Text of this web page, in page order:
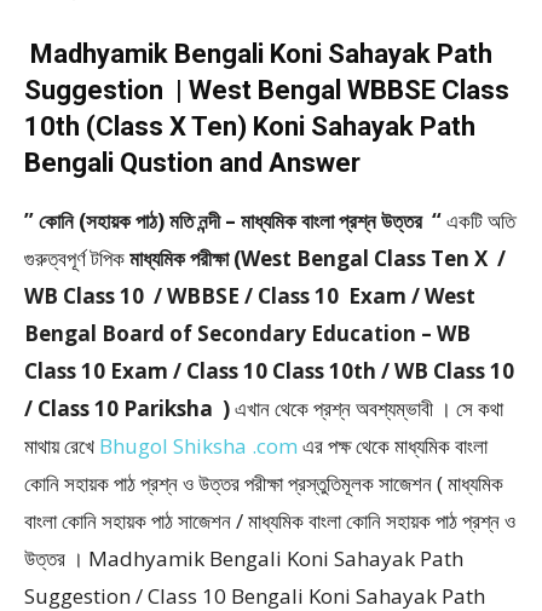
Madhyamik Bengali Koni Sahayak Path
Suggestion | West Bengal WBBSE Class
10th (Class X Ten) Koni Sahayak Path
Bengali Qustion and Answer
” কোনি (সহায়ক পাঠ) মতি নন্দী – মাধ্যমিক বাংলা প্রশ্ন উত্তর “একটি অতি
গুরুত্বপূর্ণ টপিকমাধ্যমিক পরীক্ষা (West Bengal Class Ten X /
WB Class 10 / WBBSE / Class 10 Exam / West
Bengal Board of Secondary Education – WB
Class 10 Exam / Class 10 Class 10th / WB Class 10
/ Class 10 Pariksha )এখান থেকে প্রশ্ন অবশ্যম্ভাবী । সে কথা
মাথায় রেখে Bhugol Shiksha .com এর পক্ষ থেকে মাধ্যমিক বাংলা
কোনি সহায়ক পাঠ প্রশ্ন ও উত্তর পরীক্ষা প্রস্তুতিমূলক সাজেশন ( মাধ্যমিক
বাংলা কোনি সহায়ক পাঠ সাজেশন / মাধ্যমিক বাংলা কোনি সহায়ক পাঠ প্রশ্ন ও
উত্তর । Madhyamik Bengali Koni Sahayak Path
Suggestion / Class 10 Bengali Koni Sahayak Path